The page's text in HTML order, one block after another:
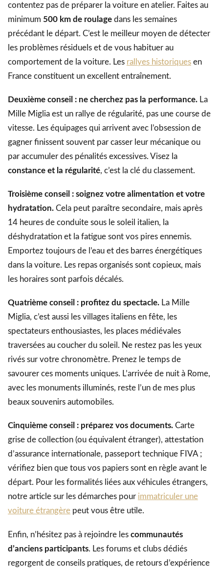
contentez pas de préparer la voiture en atelier. Faites au
minimum 500 km de roulage dans les semaines
précédant le départ. C’est le meilleur moyen de détecter
les problèmes résiduels et de vous habituer au
comportement de la voiture. Les rallyes historiques en
France constituent un excellent entraînement.
Deuxième conseil : ne cherchez pas la performance. La
Mille Miglia est un rallye de régularité, pas une course de
vitesse. Les équipages qui arrivent avec l’obsession de
gagner finissent souvent par casser leur mécanique ou
par accumuler des pénalités excessives. Visez la
constance et la régularité, c’est la clé du classement.
Troisième conseil : soignez votre alimentation et votre
hydratation. Cela peut paraître secondaire, mais après
14 heures de conduite sous le soleil italien, la
déshydratation et la fatigue sont vos pires ennemis.
Emportez toujours de l’eau et des barres énergétiques
dans la voiture. Les repas organisés sont copieux, mais
les horaires sont parfois décalés.
Quatrième conseil : profitez du spectacle. La Mille
Miglia, c’est aussi les villages italiens en fête, les
spectateurs enthousiastes, les places médiévales
traversées au coucher du soleil. Ne restez pas les yeux
rivés sur votre chronomètre. Prenez le temps de
savourer ces moments uniques. L’arrivée de nuit à Rome,
avec les monuments illuminés, reste l’un de mes plus
beaux souvenirs automobiles.
Cinquième conseil : préparez vos documents. Carte
grise de collection (ou équivalent étranger), attestation
d’assurance internationale, passeport technique FIVA ;
vérifiez bien que tous vos papiers sont en règle avant le
départ. Pour les formalités liées aux véhicules étrangers,
notre article sur les démarches pour immatriculer une
voiture étrangère peut vous être utile.
Enfin, n’hésitez pas à rejoindre les communautés
d’anciens participants. Les forums et clubs dédiés
regorgent de conseils pratiques, de retours d’expérience